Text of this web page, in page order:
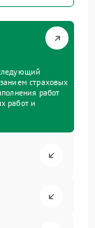
страховых
работ
работ и